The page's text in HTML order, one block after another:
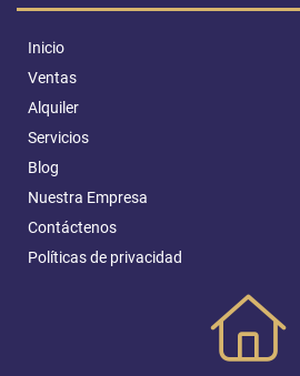
Inicio
Ventas
Alquiler
Servicios
Blog
Nuestra Empresa
Contáctenos
Políticas de privacidad